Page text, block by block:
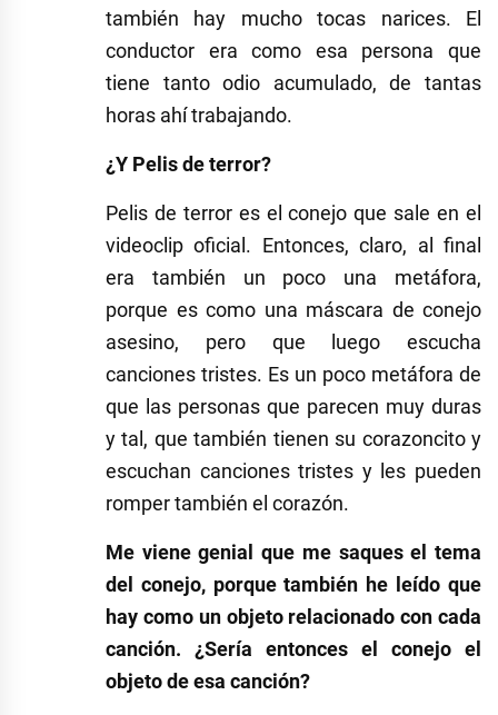
también hay mucho tocas narices. El
conductor era como esa persona que
tiene tanto odio acumulado, de tantas
horas ahí trabajando.
¿Y Pelis de terror?
Pelis de terror es el conejo que sale en el
videoclip oficial. Entonces, claro, al final
era también un poco una metáfora,
porque es como una máscara de conejo
asesino, pero que luego escucha
canciones tristes. Es un poco metáfora de
que las personas que parecen muy duras
y tal, que también tienen su corazoncito y
escuchan canciones tristes y les pueden
romper también el corazón.
Me viene genial que me saques el tema
del conejo, porque también he leído que
hay como un objeto relacionado con cada
canción. ¿Sería entonces el conejo el
objeto de esa canción?